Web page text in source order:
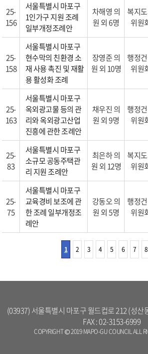
25-
156
서울특별시 마포구
1인가구 지원 조례
일부개정조례안
차해영 의
원 외 6명
복지
위원
25-
158
서울특별시 마포구
현수막의 친환경 소
재 사용 촉진 및 재활
용 활성화 조례
장영준 의
원 외 10명
행정
위원
25-
163
서울특별시 마포구
옥외광고물 등의 관
리와 옥외광고산업
진흥에 관한 조례안
채우진 의
원 외 9명
행정
위원
25-
83
서울특별시 마포구
소규모 공동주택관
리 지원 조례안
최은하 의
원 외 12명
복지
위원
25-
75
서울특별시 마포구
교육경비 보조에 관
한 조례 일부개정조
례안
강동오 의
원 외 5명
행정
위원
1 2 3 4 5 6 7 8
(03937) 서울특별시 마포구 월드컵로 212 (성산
FAX : 02-3153-6999
COPYRIGHT © 2019 MAPO-GU COUNCIL ALL